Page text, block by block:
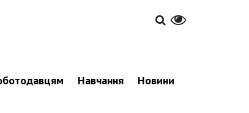
Навчання Новини